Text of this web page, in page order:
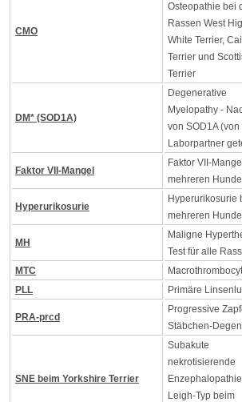
CMO
Osteopathie bei
Rassen West
White Terrier,
Terrier und
Terrier
DM* (SOD1A)
Degenerative
Myelopathy -
von SOD1A (von
Laborpartner
Faktor VII-Mangel
Faktor VII-
mehreren
Hyperurikosurie
Hyperurikosurie
mehreren
MH
Maligne
Test für alle
MTC
PLL
Primäre
PRA-prcd
Progressive
Stäbchen-
SNE beim Yorkshire Terrier
Subakute
nekrotisierende
Leigh-Typ beim